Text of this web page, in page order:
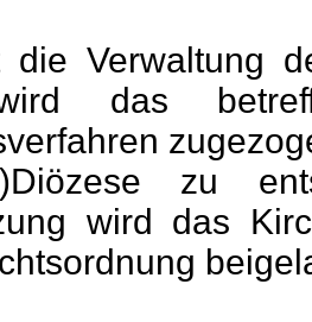
die Verwaltung
das
zu
wird das